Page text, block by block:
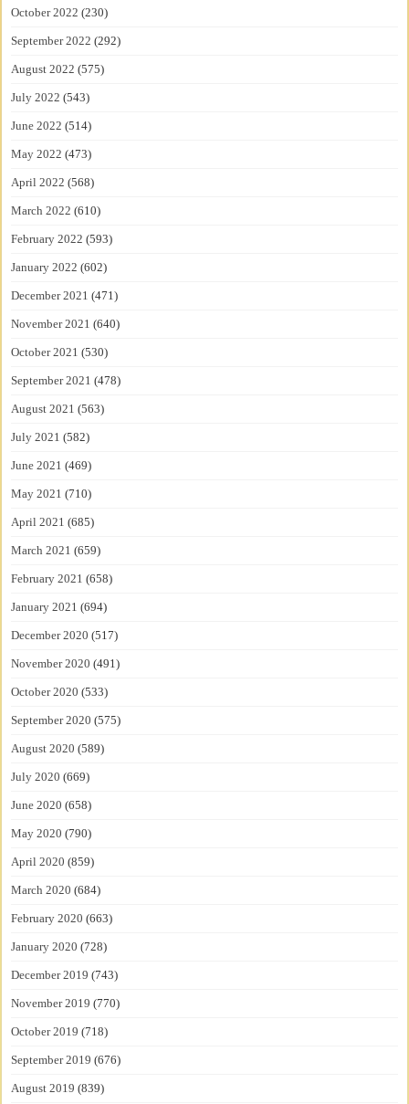
October 2022 (230)
September 2022 (292)
August 2022 (575)
July 2022 (543)
June 2022 (514)
May 2022 (473)
April 2022 (568)
March 2022 (610)
February 2022 (593)
January 2022 (602)
December 2021 (471)
November 2021 (640)
October 2021 (530)
September 2021 (478)
August 2021 (563)
July 2021 (582)
June 2021 (469)
May 2021 (710)
April 2021 (685)
March 2021 (659)
February 2021 (658)
January 2021 (694)
December 2020 (517)
November 2020 (491)
October 2020 (533)
September 2020 (575)
August 2020 (589)
July 2020 (669)
June 2020 (658)
May 2020 (790)
April 2020 (859)
March 2020 (684)
February 2020 (663)
January 2020 (728)
December 2019 (743)
November 2019 (770)
October 2019 (718)
September 2019 (676)
August 2019 (839)